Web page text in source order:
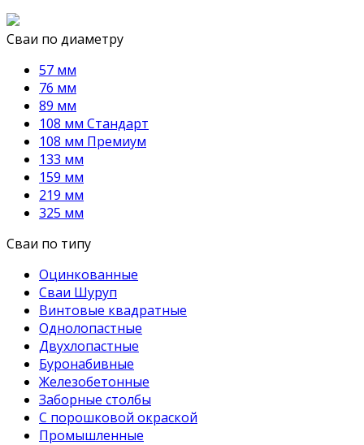
Сваи по диаметру
57 мм
76 мм
89 мм
108 мм Стандарт
108 мм Премиум
133 мм
159 мм
219 мм
325 мм
Сваи по типу
Оцинкованные
Сваи Шуруп
Винтовые квадратные
Однолопастные
Двухлопастные
Буронабивные
Железобетонные
Заборные столбы
С порошковой окраской
Промышленные